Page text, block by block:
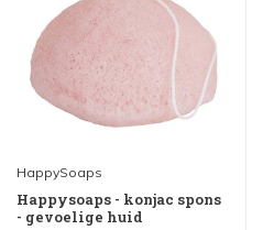
HappySoaps
Happysoaps - konjac spons
- gevoelige huid